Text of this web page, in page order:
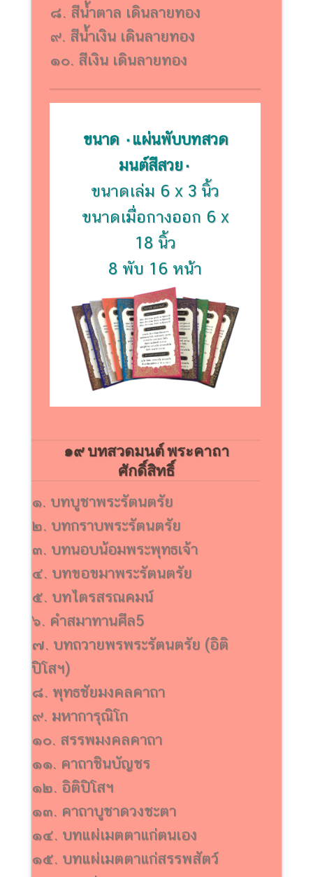
๘. สีน้ำตาล เดินลายทอง
๙. สีน้ำเงิน เดินลายทอง
๑๐. สีเงิน เดินลายทอง
ขนาด ۰แผ่นพับบทสวด
มนต์สีสวย۰
ขนาดเล่ม 6 x 3 นิ้ว
ขนาดเมื่อกางออก 6 x
18 นิ้ว
8 พับ 16 หน้า
๑๙ บทสวดมนต์ พระคาถา
ศักดิ์สิทธิ์
๑. บทบูชาพระรัตนตรัย
๒. บทกราบพระรัตนตรัย
๓. บทนอบน้อมพระพุทธเจ้า
๔. บทขอขมาพระรัตนตรัย
๕. บทไตรสรณคมน์
๖. คำสมาทานศีล5
๗. บทถวายพรพระรัตนตรัย (อิติ
ปิโสฯ)
๘. พุทธชัยมงคลคาถา
๙. มหาการุณิโก
๑๐. สรรพมงคลคาถา
๑๑. คาถาชินบัญชร
๑๒. อิติปิโสฯ
๑๓. คาถาบูชาดวงชะตา
๑๔. บทแผ่เมตตาแก่ตนเอง
๑๕. บทแผ่เมตตาแก่สรรพสัตว์